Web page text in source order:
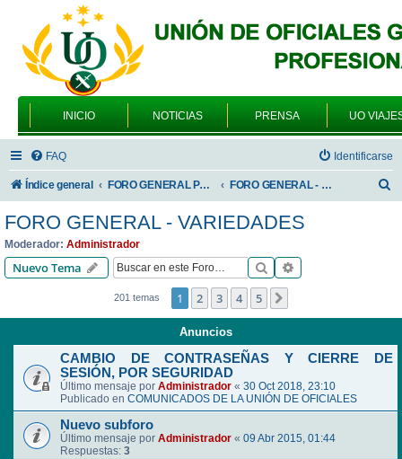
INICIO NOTICIAS PRENSA UO
FAQ Identificarse
Índice general FORO GENERAL PARA TODOS LOS USUARIOS FORO GENERAL - VARIEDADES
FORO GENERAL - VARIEDADES
Moderador: Administrador
Nuevo Tema Buscar
201 temas 1 2 3 4 5
Anuncios
CAMBIO DE CONTRASEÑAS Y CIERRE DE
SESIÓN, POR SEGURIDAD
Último mensaje por Administrador « 30 Oct 2018, 23:10
Publicado en COMUNICADOS DE LA UNIÓN DE OFICIALES
Nuevo subforo
Último mensaje por Administrador « 09 Abr 2015, 01:44
Respuestas: 3